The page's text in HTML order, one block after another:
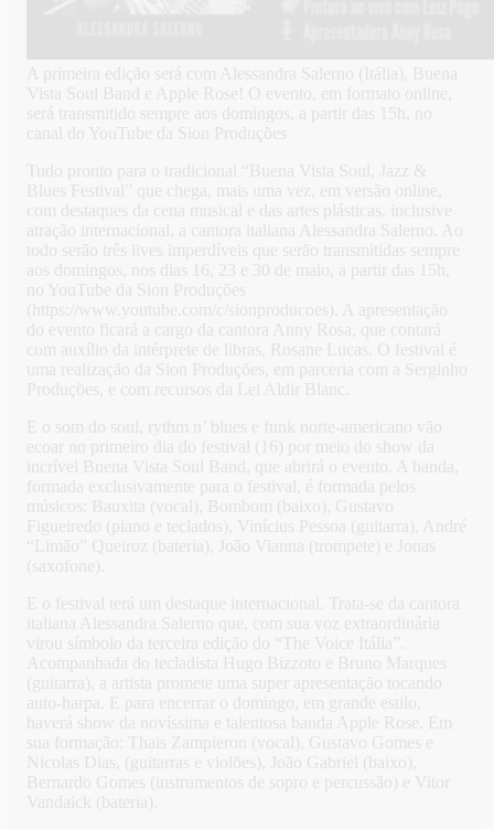
A primeira edição será com Alessandra Salerno (Itália), Buena
Vista Soul Band e Apple Rose! O evento, em formato online,
será transmitido sempre aos domingos, a partir das 15h, no
canal do YouTube da Sion Produções
Tudo pronto para o tradicional “Buena Vista Soul, Jazz &
Blues Festival” que chega, mais uma vez, em versão online,
com destaques da cena musical e das artes plásticas, inclusive
atração internacional, a cantora italiana Alessandra Salerno. Ao
todo serão três lives imperdíveis que serão transmitidas sempre
aos domingos, nos dias 16, 23 e 30 de maio, a partir das 15h,
no YouTube da Sion Produções
(https://www.youtube.com/c/sionproducoes). A apresentação
do evento ficará a cargo da cantora Anny Rosa, que contará
com auxílio da intérprete de libras, Rosane Lucas. O festival é
uma realização da Sion Produções, em parceria com a Serginho
Produções, e com recursos da Lei Aldir Blanc.
E o som do soul, rythm n’ blues e funk norte-americano vão
ecoar no primeiro dia do festival (16) por meio do show da
incrível Buena Vista Soul Band, que abrirá o evento. A banda,
formada exclusivamente para o festival, é formada pelos
músicos: Bauxita (vocal), Bombom (baixo), Gustavo
Figueiredo (piano e teclados), Vinícius Pessoa (guitarra), André
“Limão” Queiroz (bateria), João Vianna (trompete) e Jonas
(saxofone).
E o festival terá um destaque internacional. Trata-se da cantora
italiana Alessandra Salerno que, com sua voz extraordinária
virou símbolo da terceira edição do “The Voice Itália”.
Acompanhada do tecladista Hugo Bizzoto e Bruno Marques
(guitarra), a artista promete uma super apresentação tocando
auto-harpa. E para encerrar o domingo, em grande estilo,
haverá show da novíssima e talentosa banda Apple Rose. Em
sua formação: Thais Zampieron (vocal), Gustavo Gomes e
Nicolas Dias, (guitarras e violões), João Gabriel (baixo),
Bernardo Gomes (instrumentos de sopro e percussão) e Vitor
Vandaick (bateria).